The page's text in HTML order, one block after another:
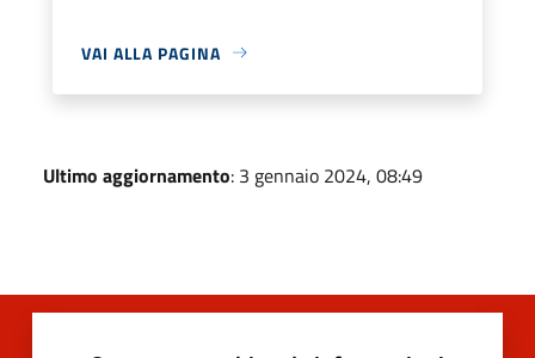
VAI ALLA PAGINA
Ultimo aggiornamento: 3 gennaio 2024, 08:49